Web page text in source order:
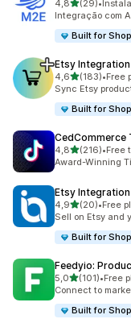
4,8de 5 estrelas
(29)
29 total de•
Integração com
Built for
Etsy
4,6de 5 estrelas
(183)
183 total de•Free
Sync Etsy
Built for
CedCommerce
4,8de 5 estrelas
(216)
216 total de•Free
Award-Winning
Etsy
4,9de 5 estrelas
(20)
20 total de•Free
Sell on Etsy and
Built for
Feedyio:
5,0de 5 estrelas
(101)
101 total de
•Free
Connect to
Built for